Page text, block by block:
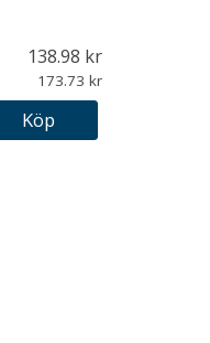
138.98
173.73
Köp